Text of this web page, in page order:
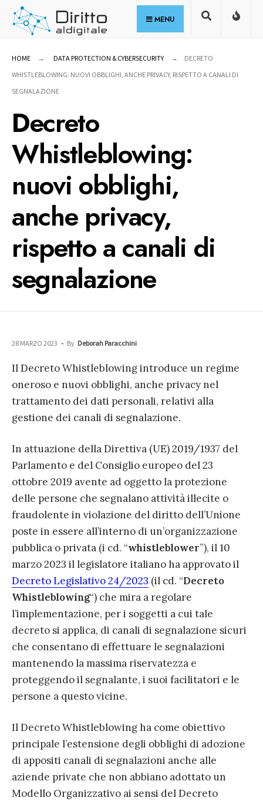
Skip
MENU
HOME DATA PROTECTION & CYBERSECURITY
DECRETO
WHISTLEBLOWING: NUOVI OBBLIGHI, ANCHE PRIVACY, RISPETTO A CANALI DI
SEGNALAZIONE
Decreto
Whistleblowing:
nuovi obblighi,
anche privacy,
rispetto a canali di
segnalazione
28 MARZO 2023 • By Deborah Paracchini
Il Decreto Whistleblowing introduce un regime
oneroso e nuovi obblighi, anche privacy nel
trattamento dei dati personali, relativi alla
gestione dei canali di segnalazione.
In attuazione della Direttiva (UE) 2019/1937 del
Parlamento e del Consiglio europeo del 23
ottobre 2019 avente ad oggetto la protezione
delle persone che segnalano attività illecite o
fraudolente in violazione del diritto dell’Unione
poste in essere all’interno di un’organizzazione
pubblica o privata (i cd. “whistleblower”), il 10
marzo 2023 il legislatore italiano ha approvato il
Decreto Legislativo 24/2023 (il cd. “Decreto
Whistleblowing“) che mira a regolare
l’implementazione, per i soggetti a cui tale
decreto si applica, di canali di segnalazione sicuri
che consentano di effettuare le segnalazioni
mantenendo la massima riservatezza e
proteggendo il segnalante, i suoi facilitatori e le
persone a questo vicine.
Il Decreto Whistleblowing ha come obiettivo
principale l’estensione degli obblighi di adozione
di appositi canali di segnalazioni anche alle
aziende private che non abbiano adottato un
Modello Organizzativo ai sensi del Decreto